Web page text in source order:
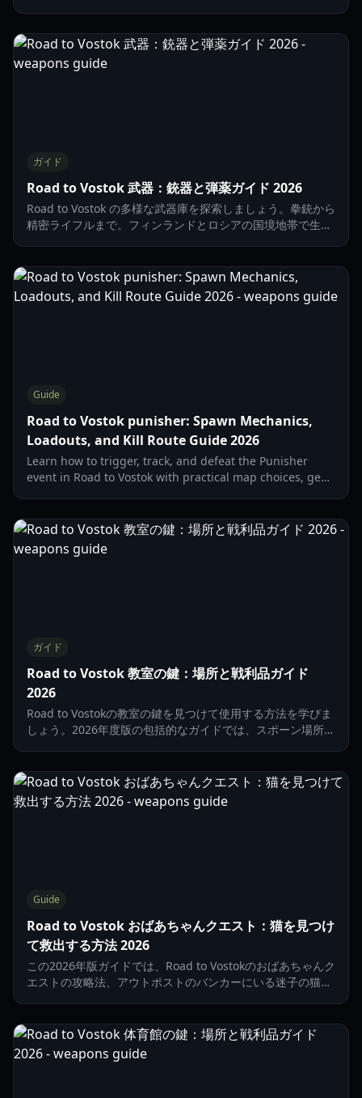
ガイド
Road to Vostok 武器：銃器と弾薬ガイド 2026
Road to Vostok の多様な武器庫を探索しましょう。拳銃から
精密ライフルまで。フィンランドとロシアの国境地帯で生き
Guide
Road to Vostok punisher: Spawn Mechanics,
Loadouts, and Kill Route Guide 2026
Learn how to trigger, track, and defeat the Punisher
event in Road to Vostok with practical map choices, gear
ガイド
Road to Vostok 教室の鍵：場所と戦利品ガイド
2026
Road to Vostokの教室の鍵を見つけて使用する方法を学びま
しょう。2026年度版の包括的なガイドでは、スポーン場所、
Guide
Road to Vostok おばあちゃんクエスト：猫を見つけ
て救出する方法 2026
この2026年版ガイドでは、Road to Vostokのおばあちゃんク
エストの攻略法、アウトポストのバンカーにいる迷子の猫の